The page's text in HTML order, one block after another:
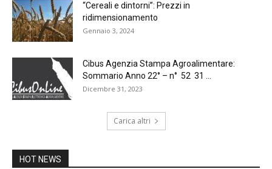
“Cereali e dintorni”: Prezzi in
ridimensionamento
Gennaio 3, 2024
Cibus Agenzia Stampa Agroalimentare:
Sommario Anno 22° – n° 52 31 ...
Dicembre 31, 2023
Carica altri
HOT NEWS